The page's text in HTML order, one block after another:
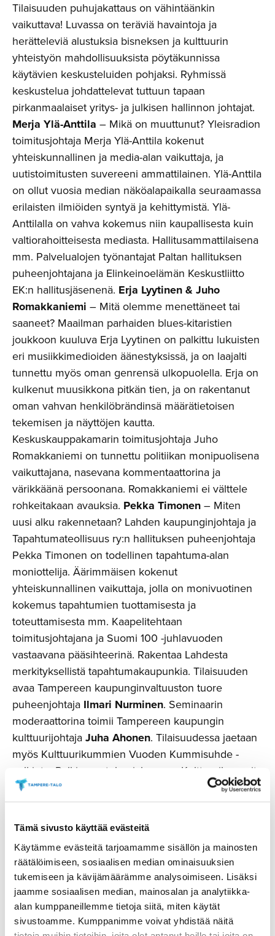
Tämä sivusto käyttää evästeitä
Käytämme evästeitä tarjoamamme sisällön ja mainosten
räätälöimiseen, sosiaalisen median ominaisuuksien
tukemiseen ja kävijämäärämme analysoimiseen. Lisäksi
jaamme sosiaalisen median, mainosalan ja analytiikka-
alan kumppaneillemme tietoja siitä, miten käytät
sivustoamme. Kumppanimme voivat yhdistää näitä
Tilaisuuden puhujakattaus on vähintäänkin
vaikuttava! Luvassa on teräviä havaintoja ja
herätteleviä alustuksia bisneksen ja kulttuurin
yhteistyön mahdollisuuksista pöytäkunnissa
käytävien keskusteluiden pohjaksi. Ryhmissä
keskustelua johdattelevat tuttuun tapaan
pirkanmaalaiset yritys- ja julkisen hallinnon johtajat.
Merja Ylä-Anttila – Mikä on muuttunut? Yleisradion
toimitusjohtaja Merja Ylä-Anttila kokenut
yhteiskunnallinen ja media-alan vaikuttaja, ja
uutistoimitusten suvereeni ammattilainen. Ylä-Anttila
on ollut vuosia median näköalapaikalla seuraamassa
erilaisten ilmiöiden syntyä ja kehittymistä. Ylä-
Anttilalla on vahva kokemus niin kaupallisesta kuin
valtiorahoitteisesta mediasta. Hallitusammattilaisena
mm. Palvelualojen työnantajat Paltan hallituksen
puheenjohtajana ja Elinkeinoelämän Keskustliitto
EK:n hallitusjäsenenä. Erja Lyytinen& Juho
Romakkaniemi – Mitä olemme menettäneet tai
saaneet? Maailman parhaiden blues-kitaristien
joukkoon kuuluva Erja Lyytinen on palkittu lukuisten
eri musiikkimedioiden äänestyksissä, ja on laajalti
tunnettu myös oman genrensä ulkopuolella. Erja on
kulkenut muusikkona pitkän tien, ja on rakentanut
oman vahvan henkilöbrändinsä määrätietoisen
tekemisen ja näyttöjen kautta.
Keskuskauppakamarin toimitusjohtaja Juho
Romakkaniemi on tunnettu politiikan monipuolisena
vaikuttajana, nasevana kommentaattorina ja
värikkäänä persoonana. Romakkaniemi ei välttele
rohkeitakaan avauksia. Pekka Timonen– Miten
uusi alku rakennetaan? Lahden kaupunginjohtaja ja
Tapahtumateollisuus ry:n hallituksen puheenjohtaja
Pekka Timonen on todellinen tapahtuma-alan
moniottelija. Äärimmäisen kokenut
yhteiskunnallinen vaikuttaja, jolla on monivuotinen
kokemus tapahtumien tuottamisesta ja
toteuttamisesta mm. Kaapelitehtaan
toimitusjohtajana ja Suomi 100 -juhlavuoden
vastaavana pääsihteerinä. Rakentaa Lahdesta
merkityksellistä tapahtumakaupunkia. Tilaisuuden
avaa Tampereen kaupunginvaltuuston tuore
puheenjohtaja Ilmari Nurminen. Seminaarin
moderaattorina toimii Tampereen kaupungin
kulttuurijohtajaJuha Ahonen. Tilaisuudessa jaetaan
myös Kulttuurikummien Vuoden Kummisuhde -
palkinto. Palkinnon tulee jakamaan Kulttuurikummit
ry:n puheenjohtaja
Ilmoittau­tuminen
Tapahtuma on maksuton, mutta vaatii
ennakkoilmoittautumisen. Ennen tapahtumaa voi
halutessaan osallistua omakustanteiselle
verkostoitumislounaalle.Ilmoittaudu nyt!